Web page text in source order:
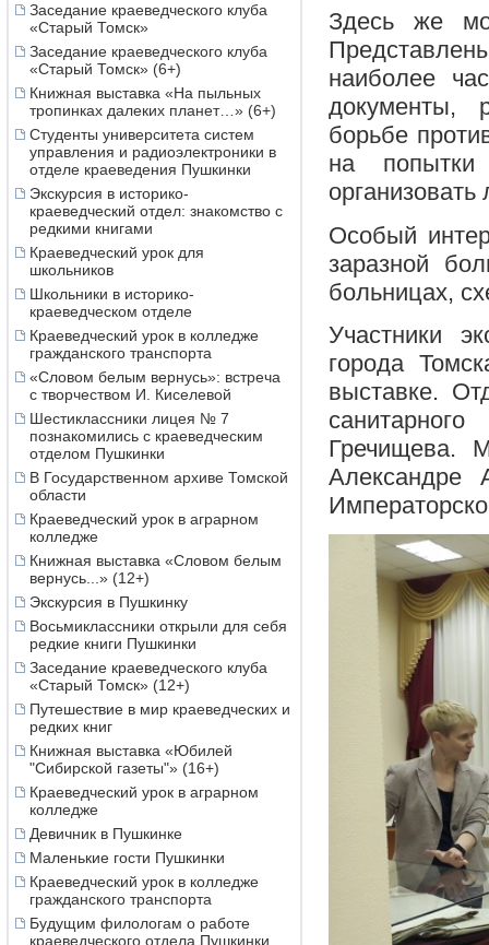
Заседание краеведческого клуба
«Старый Томск»
Заседание краеведческого клуба
«Старый Томск» (6+)
Книжная выставка «На пыльных
тропинках далеких планет…» (6+)
Студенты университета систем
управления и радиоэлектроники в
отделе краеведения Пушкинки
Экскурсия в историко-
краеведческий отдел: знакомство с
редкими книгами
Краеведческий урок для
школьников
Школьники в историко-
краеведческом отделе
Краеведческий урок в колледже
гражданского транспорта
«Словом белым вернусь»: встреча
с творчеством И. Киселевой
Шестиклассники лицея № 7
познакомились с краеведческим
отделом Пушкинки
В Государственном архиве Томской
области
Краеведческий урок в аграрном
колледже
Книжная выставка «Словом белым
вернусь...» (12+)
Экскурсия в Пушкинку
Восьмиклассники открыли для себя
редкие книги Пушкинки
Заседание краеведческого клуба
«Старый Томск» (12+)
Путешествие в мир краеведческих и
редких книг
Книжная выставка «Юбилей
"Сибирской газеты"» (16+)
Краеведческий урок в аграрном
колледже
Девичник в Пушкинке
Маленькие гости Пушкинки
Краеведческий урок в колледже
гражданского транспорта
Будущим филологам о работе
краеведческого отдела Пушкинки
Здесь же
наиболее
документы,
борьбе
на попытки
Особый
заразной
больницах,
Участники
города
выставке.
Гречищева.
Александре